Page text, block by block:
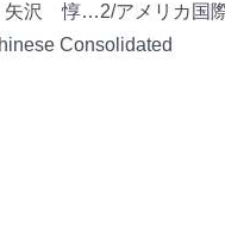
矢沢 惇…2/アメリカ国
Consolidated